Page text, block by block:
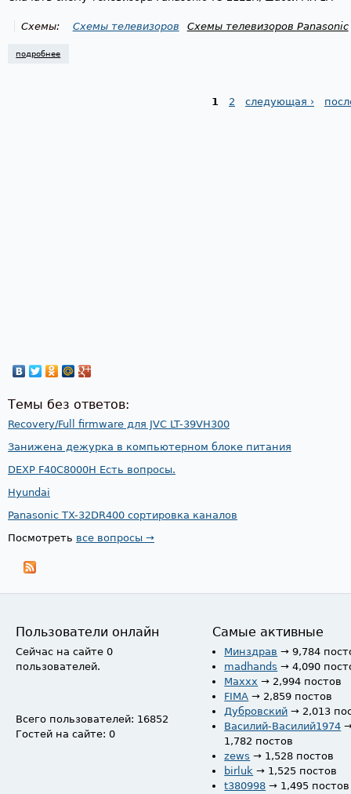
Схемы: Схемы телевизоров Схемы телевизоров Panasonic
подробнее
1 2 следующая ›
Темы без ответов:
Recovery/Full firmware для JVC LT-39VH300
Занижена дежурка в компьютерном блоке питания
DEXP F40C8000H Есть вопросы.
Hyundai
Panasonic TX-32DR400 сортировка каналов
Посмотреть все вопросы →
Пользователи онлайн
Сейчас на сайте 0
пользователей.
Всего пользователей: 16852
Гостей на сайте: 0
Самые активные
Минздрав → 9,784
madhands → 4,090
Maxxx → 2,994 постов
FIMA → 2,859 постов
Дубровский → 2,013
Василий-Василий1974
1,782 постов
zews → 1,528 постов
birluk → 1,525 постов
t380998 → 1,495 постов